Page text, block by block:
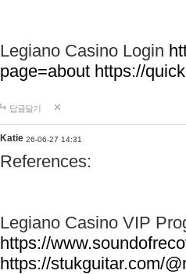
Legiano Casino Login
page=about https://
답글달기
Katie 26-06-27 14:31
References:
Legiano Casino VIP
https://
https://stukguitar.com/